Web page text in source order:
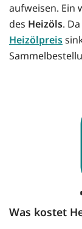
aufweisen. Ein
des Heizöls.
Heizölpreis
Was kostet